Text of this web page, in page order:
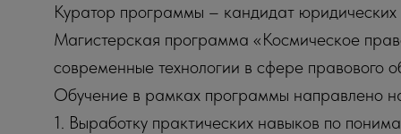
Куратор программы – кандидат
Магистерская программа «Космическое
современные технологии в сфере правового
Обучение в рамках программы направлено
1. Выработку практических навыков по